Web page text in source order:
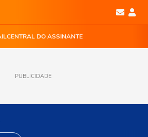
CENTRAL DO ASSINANTE
PUBLICIDADE